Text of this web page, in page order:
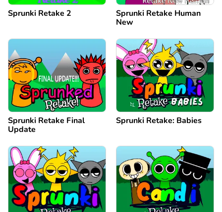
Sprunki Retake 2
Sprunki Retake Human
New
Sprunki Retake Final
Update
Sprunki Retake: Babies